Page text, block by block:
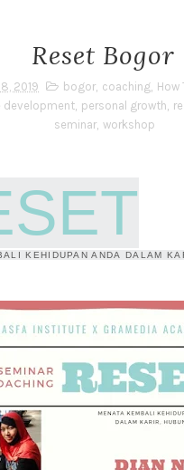
Reset Bogor
2019 bogor, coaching, How
development, personal growth,
seminar, workshop
COACHING
KEHIDUPAN ANDA DALAM